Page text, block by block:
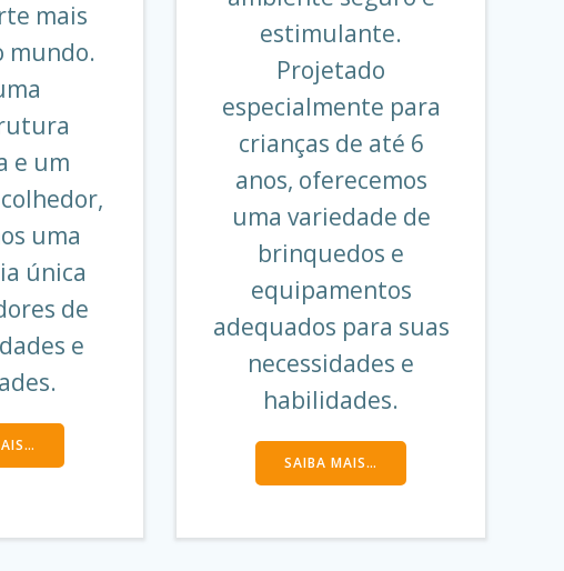
mais
mundo.
e um
uma
única
de
e
estimulante.
Projetado
especialmente para
crianças de até 6
anos, oferecemos
uma variedade de
brinquedos e
equipamentos
adequados para suas
necessidades e
habilidades.
SAIBA MAIS…